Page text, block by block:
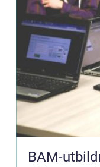
BAM-